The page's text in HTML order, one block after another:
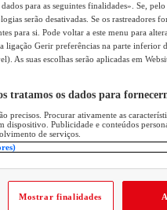
dados para as seguintes finalidades». Se,
serão desativadas. Se os rastreadores
para si. Pode voltar a este menu para
ligação Gerir preferências na parte inferior
As suas escolhas serão aplicadas em
tratamos os dados para
precisos. Procurar ativamente as
dispositivo. Publicidade e conteúdos
de serviços.
Mostrar finalidades